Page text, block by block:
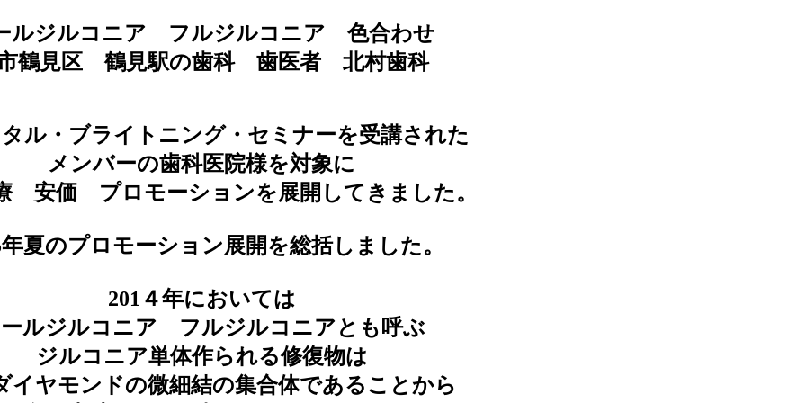
ルジルコニア フルジルコニア 色合わせ
鶴見区 鶴見駅の歯科 歯医者 北村歯科
ル・ブライトニング・セミナーを受講された
メンバーの歯科医院様を対象に
安価 プロモーションを展開してきました。
年夏のプロモーション展開を総括しました。
201４年においては
ルジルコニア フルジルコニアとも呼ぶ
ジルコニア単体作られる修復物は
イヤモンドの微細結の集合体であることから